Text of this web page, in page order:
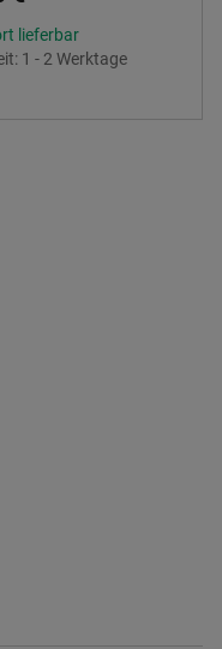
lieferbar
1 - 2 Werktage